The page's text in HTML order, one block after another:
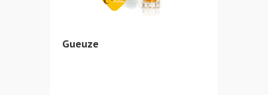
Gueuze